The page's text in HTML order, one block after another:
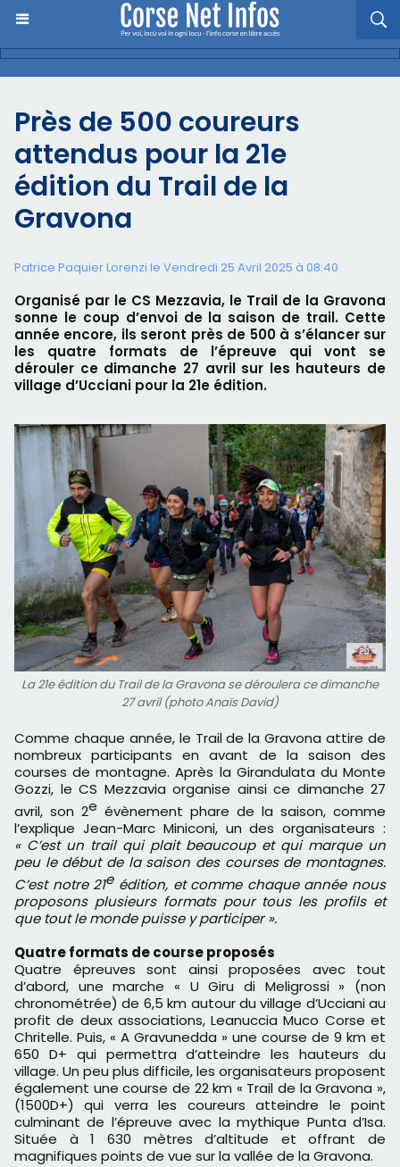
​Près de 500 coureurs
attendus pour la 21e
édition du Trail de la
Gravona
Patrice Paquier Lorenzi le Vendredi 25 Avril 2025 à 08:40
Organisé par le CS Mezzavia, le Trail de la Gravona
sonne le coup d’envoi de la saison de trail. Cette
année encore, ils seront près de 500 à s’élancer sur
les quatre formats de l’épreuve qui vont se
dérouler ce dimanche 27 avril sur les hauteurs de
village d’Ucciani pour la 21e édition.
La 21e édition du Trail de la Gravona se déroulera ce dimanche
27 avril (photo Anaïs David)
Comme chaque année, le Trail de la Gravona attire de
nombreux participants en avant de la saison des
courses de montagne. Après la Girandulata du Monte
Gozzi, le CS Mezzavia organise ainsi ce dimanche 27
avril, son 2e évènement phare de la saison, comme
l’explique Jean-Marc Miniconi, un des organisateurs :
« C’est un trail qui plait beaucoup et qui marque un
peu le début de la saison des courses de montagnes.
C’est notre 21eédition, et comme chaque année nous
proposons plusieurs formats pour tous les profils et
que tout le monde puisse y participer ».
Quatre formats de course proposés
Quatre épreuves sont ainsi proposées avec tout
d’abord, une marche « U Giru di Meligrossi » (non
chronométrée) de 6,5 km autour du village d’Ucciani au
profit de deux associations, Leanuccia Muco Corse et
Chritelle. Puis, « A Gravunedda » une course de 9 km et
650 D+ qui permettra d’atteindre les hauteurs du
village. Un peu plus difficile, les organisateurs proposent
également une course de 22 km « Trail de la Gravona »,
(1500D+) qui verra les coureurs atteindre le point
culminant de l’épreuve avec la mythique Punta d’Isa.
Située à 1 630 mètres d’altitude et offrant de
magnifiques points de vue sur la vallée de la Gravona.